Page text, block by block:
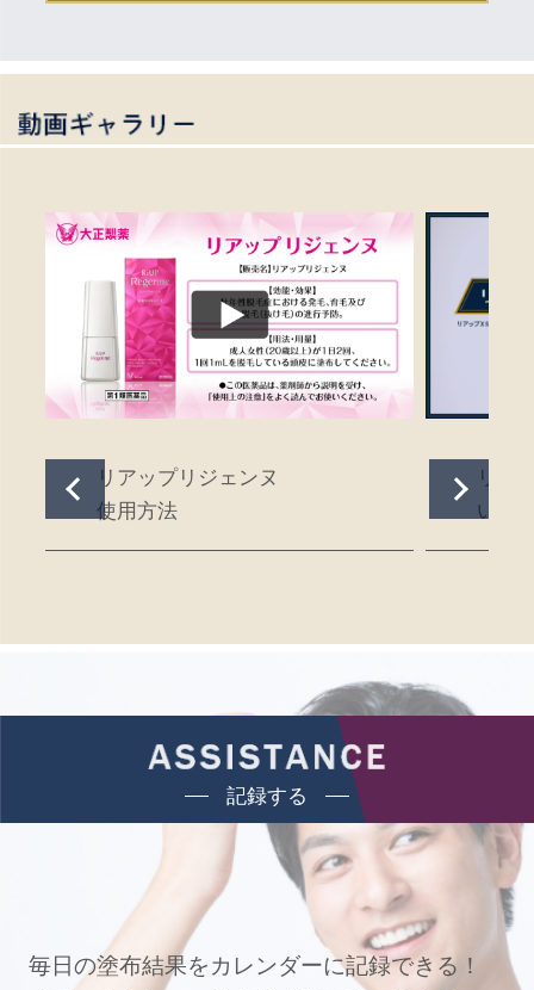
リアップリジェンヌ
使用方法
リア
い使
記録する
毎日の塗布結果をカレンダーに記録できる！